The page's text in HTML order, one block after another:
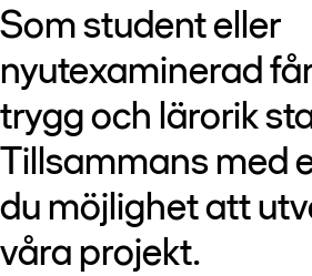
Som student eller
nyutexaminerad
trygg och lärorik
Tillsammans med
du möjlighet att
våra projekt.